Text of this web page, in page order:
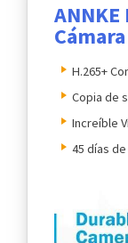
Cámara
H.265+
Copia de
Increíble
45 días